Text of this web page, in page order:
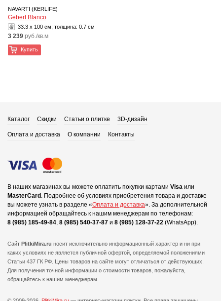
NAVARTI (KERLIFE)
Gebert Blanco
33.3 x 100 см; толщина: 0.7 см
3 239 руб./кв.м
Купить
Каталог Скидки Статьи о плитке 3D-дизайн
Оплата и доставка О компании Контакты
В наших магазинах вы можете оплатить покупки картами Visa или
MasterCard . Подробнее об условиях приобретения товара и доставке
вы можете узнать в разделе «Оплата и доставка». За дополнительной
информацией обращайтесь к нашим менеджерам по телефонам:
8 (985) 185-49-84, 8 (985) 540-37-87 и 8 (985) 128-37-22 (WhatsApp).
Сайт PlitkiMira.ru носит исключительно информационный характер и ни при
каких условиях не является публичной офертой, определяемой положениями
Статьи 437 ГК РФ. Цены товаров на сайте могут отличаться от действующих.
Для получения точной информации о стоимости товаров, пожалуйста,
обращайтесь к нашим менеджерам.